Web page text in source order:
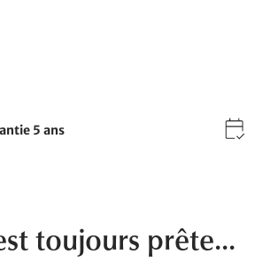
5 ans
toujours prête...